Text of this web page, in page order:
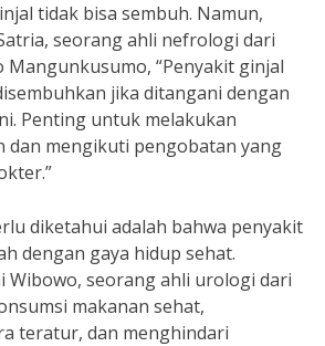
tidak bisa sembuh. Namun,
seorang ahli nefrologi dari
Mangunkusumo, “Penyakit ginjal
jika ditangani dengan
Penting untuk melakukan
dan mengikuti pengobatan yang
diketahui adalah bahwa penyakit
dengan gaya hidup sehat.
Wibowo, seorang ahli urologi dari
makanan sehat,
teratur, dan menghindari